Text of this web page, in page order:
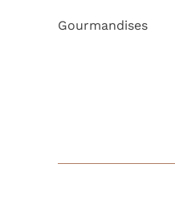
Gourmandises